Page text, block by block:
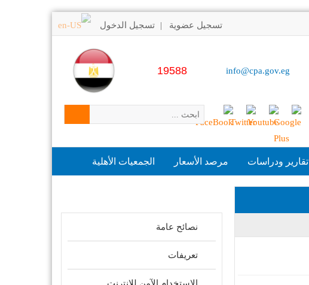
تسجيل عضوية | تسجيل الدخول
19588 info@cpa.gov.eg
تقارير ودراسات مرصد الأسعار الجمعيات الأهلية
نصائح عامة
تعريفات